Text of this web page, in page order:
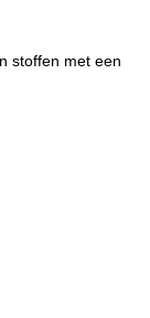
stoffen met een